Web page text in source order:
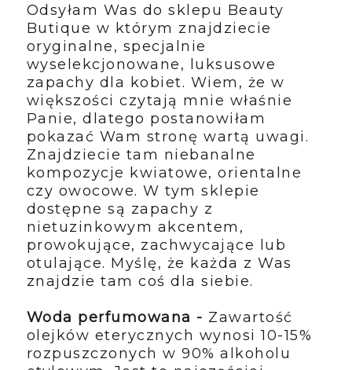
Odsyłam Was do sklepu Beauty
Butique w którym znajdziecie
oryginalne, specjalnie
wyselekcjonowane, luksusowe
zapachy dla kobiet. Wiem, że w
większości czytają mnie właśnie
Panie, dlatego postanowiłam
pokazać Wam stronę wartą uwagi.
Znajdziecie tam niebanalne
kompozycje kwiatowe, orientalne
czy owocowe. W tym sklepie
dostępne są zapachy z
nietuzinkowym akcentem,
prowokujące, zachwycające lub
otulające. Myślę, że każda z Was
znajdzie tam coś dla siebie.
Woda perfumowana - Zawartość
olejków eterycznych wynosi 10-15%
rozpuszczonych w 90% alkoholu